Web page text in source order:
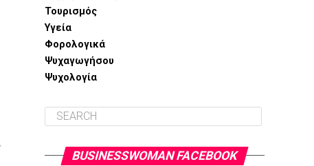
Τουρισμός
Υγεία
Φορολογικά
Ψυχαγωγήσου
Ψυχολογία
BUSINESSWOMAN FACEBOOK